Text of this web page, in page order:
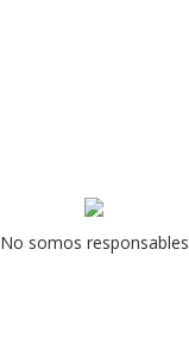
No somos responsables